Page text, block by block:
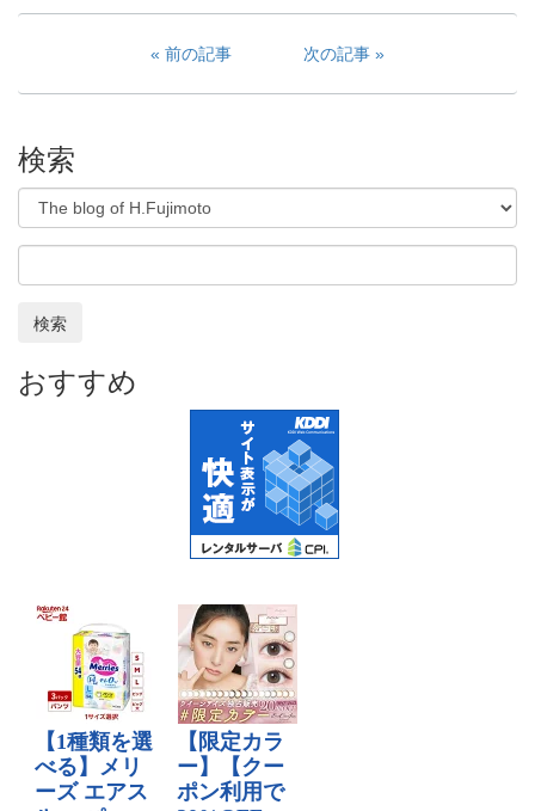
前の記事 次の記事
検索
検索
おすすめ